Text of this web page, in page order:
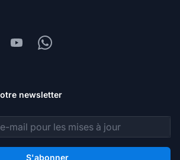
YoutubeWhatsapp
newsletter
S'abonner